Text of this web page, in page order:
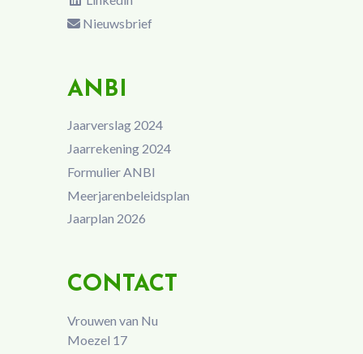
Nieuwsbrief
ANBI
Jaarverslag 2024
Jaarrekening 2024
Formulier ANBI
Meerjarenbeleidsplan
Jaarplan 2026
CONTACT
Vrouwen van Nu
Moezel 17